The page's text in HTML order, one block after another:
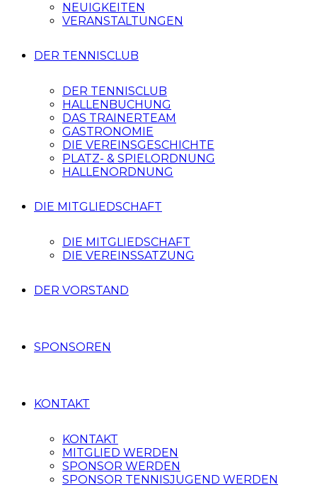
NEUIGKEITEN
VERANSTALTUNGEN
DER TENNISCLUB
DER TENNISCLUB
HALLENBUCHUNG
DAS TRAINERTEAM
GASTRONOMIE
DIE VEREINSGESCHICHTE
PLATZ- & SPIELORDNUNG
HALLENORDNUNG
DIE MITGLIEDSCHAFT
DIE MITGLIEDSCHAFT
DIE VEREINSSATZUNG
DER VORSTAND
SPONSOREN
KONTAKT
KONTAKT
MITGLIED WERDEN
SPONSOR WERDEN
SPONSOR TENNISJUGEND WERDEN